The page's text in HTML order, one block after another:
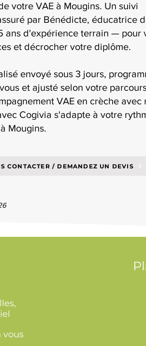
votre VAE à Mougins. Un suivi
par Bénédicte, éducatrice
ans d'expérience terrain — pour
et décrocher votre diplôme.
envoyé sous 3 jours,
et ajusté selon votre
VAE en crèche avec
Cogivia s'adapte à votre
Mougins.
CONTACTER / DEMANDEZ UN DEVIS
vous